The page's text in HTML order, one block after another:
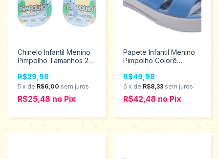
Chinelo Infantil Menino
Pimpolho Tamanhos 20
R$29,98
5 x de R$6,00 sem juros
R$25,48 no Pix
Papete Infantil Menino
Pimpolho Colorê
27163
R$49,98
6 x de R$8,33 sem juros
R$42,48 no Pix